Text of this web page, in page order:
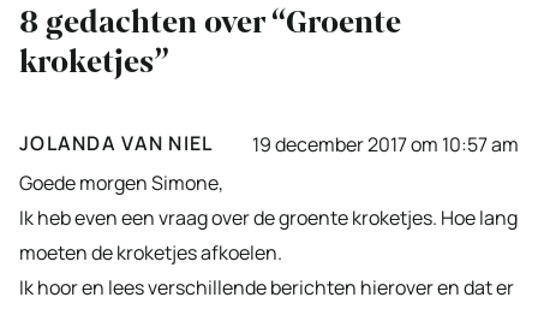
8 gedachten over “Groente
kroketjes”
JOLANDA VAN NIEL
19 december 2017 om 10:57 am
Goede morgen Simone,
Ik heb even een vraag over de groente kroketjes. Hoe lang
moeten de kroketjes afkoelen.
Ik hoor en lees verschillende berichten hierover en dat er